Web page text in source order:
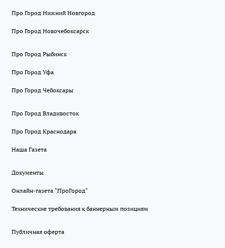
Про Город Нижний Новгород
Про Город Новочебоксарск
Про Город Рыбинск
Про Город Уфа
Про Город Чебоксары
Про Город Владивосток
Про Город Краснодара
Наша Газета
Документы
Онлайн-газета "ПроГород"
Технические требования к баннерным позициям
Публичная оферта